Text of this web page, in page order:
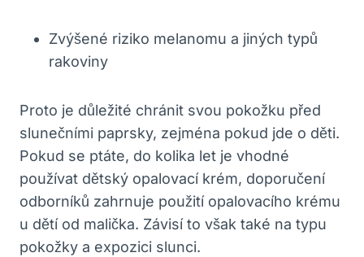
Zvýšené riziko melanomu a jiných typů
rakoviny
Proto je důležité chránit svou pokožku před
slunečními paprsky, zejména pokud jde o děti.
Pokud se ptáte, do kolika let je vhodné
používat dětský opalovací krém, doporučení
odborníků zahrnuje použití opalovacího krému
u dětí od malička. Závisí to však také na typu
pokožky a expozici slunci.